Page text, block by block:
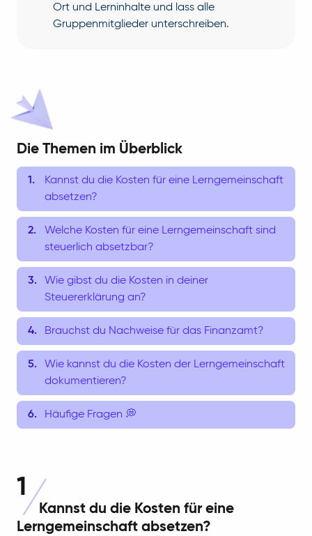
Ort und Lerninhalte und lass alle
Gruppenmitglieder unterschreiben.
Die Themen im Überblick
Kannst du die Kosten für eine Lerngemeinschaft
absetzen?
Welche Kosten für eine Lerngemeinschaft sind
steuerlich absetzbar?
Wie gibst du die Kosten in deiner
Steuererklärung an?
Brauchst du Nachweise für das Finanzamt?
Wie kannst du die Kosten der Lerngemeinschaft
dokumentieren?
Häufige Fragen 💭
1
Kannst du die Kosten für eine
Lerngemeinschaft absetzen?